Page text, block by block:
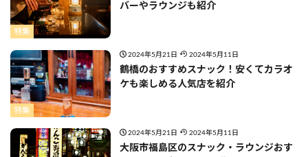
特集
バーやラウンジも紹介
特集
2024年5月21日 2024年5月11日
鶴橋のおすすめスナック！安くてカラオ
ケも楽しめる人気店を紹介
2024年5月21日 2024年5月11日
大阪市福島区のスナック・ラウンジおす